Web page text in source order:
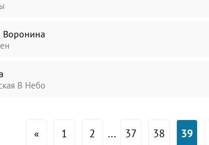
Воронина
В Небо
« 1 2 ... 37 38 39